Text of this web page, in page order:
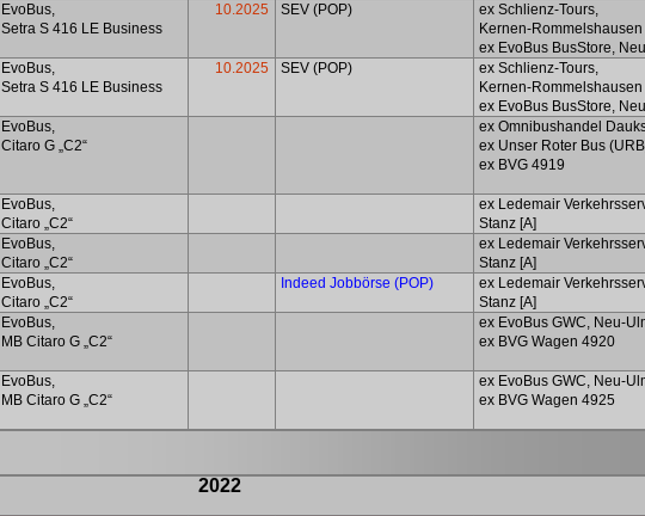
EvoBus,
Setra S 416 LE Business
10.2025 SEV (POP) exSchlienz-Tours,
Kernen-Rommelshausen
ex EvoBus BusStore,
EvoBus,
Setra S 416 LE Business
10.2025 SEV (POP) exSchlienz-Tours,
Kernen-Rommelshausen
ex EvoBus BusStore,
EvoBus,
Citaro G „C2“
ex Omnibushandel
ex Unser Roter Bus
ex BVG 4919
EvoBus,
Citaro „C2“
ex Ledemair
Stanz [A]
EvoBus,
Citaro „C2“
ex Ledemair
Stanz [A]
EvoBus,
Citaro „C2“
Indeed Jobbörse (POP)
ex Ledemair
Stanz [A]
EvoBus,
MB Citaro G „C2“
ex EvoBus GWC, Neu-
ex BVG Wagen 4920
EvoBus,
MB Citaro G „C2“
ex EvoBus GWC, Neu-
ex BVG Wagen 4925
2022